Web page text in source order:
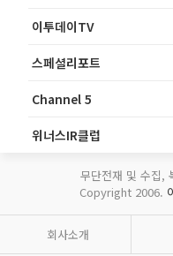
이투데이TV
스페셜리포트
Channel 5
위너스IR클럽
무단전재 및 수집,
Copyright 2006.
회사소개